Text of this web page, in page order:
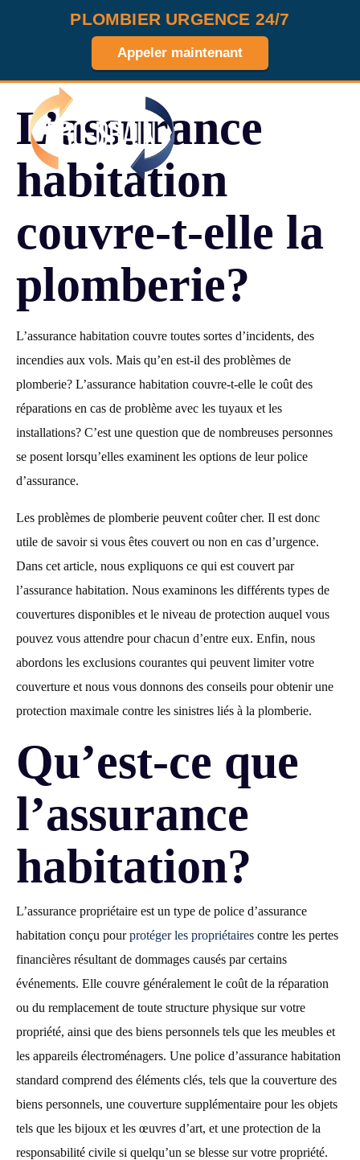
PLOMBIER URGENCE 24/7
Appeler maintenant
L’assurance
habitation
couvre-t-elle la
plomberie?
L’assurance habitation couvre toutes sortes d’incidents, des
incendies aux vols. Mais qu’en est-il des problèmes de
plomberie? L’assurance habitation couvre-t-elle le coût des
réparations en cas de problème avec les tuyaux et les
installations? C’est une question que de nombreuses personnes
se posent lorsqu’elles examinent les options de leur police
d’assurance.
Les problèmes de plomberie peuvent coûter cher. Il est donc
utile de savoir si vous êtes couvert ou non en cas d’urgence.
Dans cet article, nous expliquons ce qui est couvert par
l’assurance habitation. Nous examinons les différents types de
couvertures disponibles et le niveau de protection auquel vous
pouvez vous attendre pour chacun d’entre eux. Enfin, nous
abordons les exclusions courantes qui peuvent limiter votre
couverture et nous vous donnons des conseils pour obtenir une
protection maximale contre les sinistres liés à la plomberie.
Qu’est-ce que
l’assurance
habitation?
L’assurance propriétaire est un type de police d’assurance
habitation conçu pourprotéger les propriétaires contre les pertes
financières résultant de dommages causés par certains
événements. Elle couvre généralement le coût de la réparation
ou du remplacement de toute structure physique sur votre
propriété, ainsi que des biens personnels tels que les meubles et
les appareils électroménagers. Une police d’assurance habitation
standard comprend des éléments clés, tels que la couverture des
biens personnels, une couverture supplémentaire pour les objets
tels que les bijoux et les œuvres d’art, et une protection de la
responsabilité civile si quelqu’un se blesse sur votre propriété.